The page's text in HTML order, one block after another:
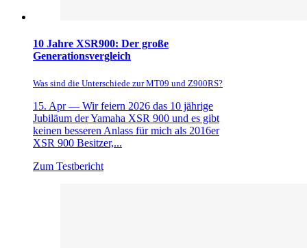
10 Jahre XSR900: Der große
Generationsvergleich
Was sind die Unterschiede zur MT09 und Z900RS?
15. Apr — Wir feiern 2026 das 10 jährige
Jubiläum der Yamaha XSR 900 und es gibt
keinen besseren Anlass für mich als 2016er
XSR 900 Besitzer,...
Zum Testbericht